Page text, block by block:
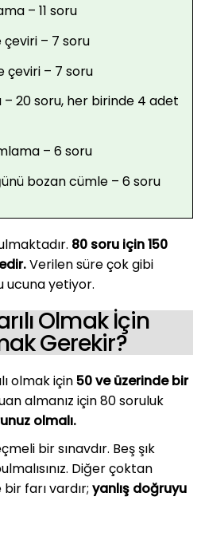
– 11 soru
– 7 soru
çeviri – 7 soru
20 soru, her birinde 4 adet
– 6 soru
bozan cümle – 6 soru
80 soru için 150
Verilen süre çok gibi
ucuna yetiyor.
Olmak İçin
Gerekir?
olmak için50 ve üzerinde bir
almanız için 80 soruluk
olmalı.
bir sınavdır. Beş şık
Diğer çoktan
farı vardır; yanlış doğruyu